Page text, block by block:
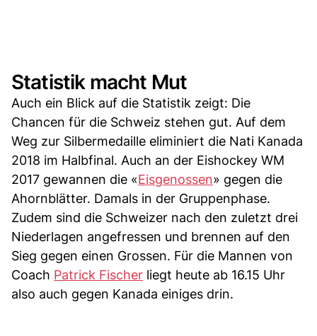
Statistik macht Mut
Auch ein Blick auf die Statistik zeigt: Die
Chancen für die Schweiz stehen gut. Auf dem
Weg zur Silbermedaille eliminiert die Nati Kanada
2018 im Halbfinal. Auch an der Eishockey WM
2017 gewannen die «Eisgenossen» gegen die
Ahornblätter. Damals in der Gruppenphase.
Zudem sind die Schweizer nach den zuletzt drei
Niederlagen angefressen und brennen auf den
Sieg gegen einen Grossen. Für die Mannen von
Coach Patrick Fischer liegt heute ab 16.15 Uhr
also auch gegen Kanada einiges drin.